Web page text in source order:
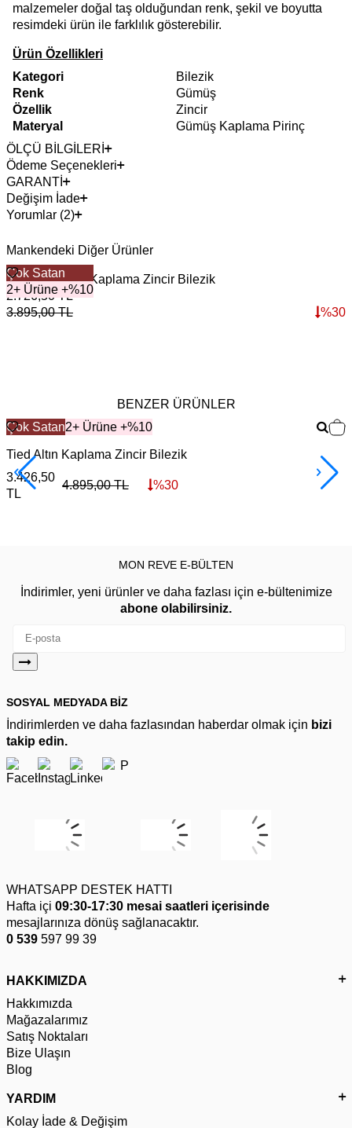
malzemeler doğal taş olduğundan renk, şekil ve boyutta
resimdeki ürün ile farklılık gösterebilir.
Ürün Özellikleri
Kategori
Bilezik
Renk
Gümüş
Özellik
Zincir
Materyal
Gümüş Kaplama Pirinç
ÖLÇÜ BİLGİLERİ
Ödeme Seçenekleri
GARANTİ
Değişim İade
Yorumlar (2)
Mankendeki Diğer Ürünler
Çok Satan
2+ Ürüne +%10
Chanti Gümüş Kaplama Zincir Bilezik
2.726,50TL
3.895,00TL %30
BENZER ÜRÜNLER
Çok Satan2+ Ürüne +%10
Tied Altın Kaplama Zincir Bilezik
3.426,50
TL
4.895,00TL %30
MON REVE E-BÜLTEN
İndirimler, yeni ürünler ve daha fazlası için e-bültenimize
abone olabilirsiniz.
SOSYAL MEDYADA BİZ
İndirimlerden ve daha fazlasından haberdar olmak için bizi
takip edin.
WHATSAPP DESTEK HATTI
Hafta içi 09:30-17:30 mesai saatleri içerisinde
mesajlarınıza dönüş sağlanacaktır.
0 539 597 99 39
HAKKIMIZDA
Hakkımızda
Mağazalarımız
Satış Noktaları
Bize Ulaşın
Blog
YARDIM
Kolay İade & Değişim